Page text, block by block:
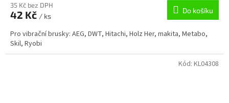
35 Kč bez DPH
42 Kč / ks
Do košíku
Pro vibrační brusky: AEG, DWT, Hitachi, Holz Her, makita, Metabo,
Skil, Ryobi
Kód: KL04308